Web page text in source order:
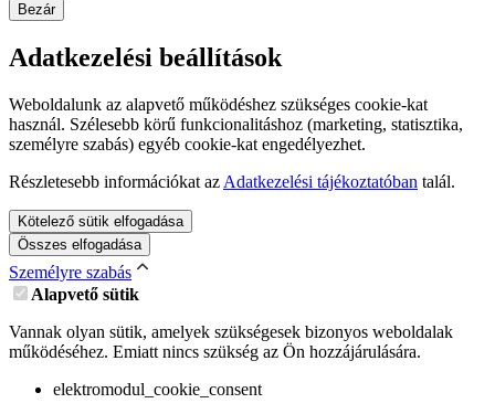
Bezár
Adatkezelési beállítások
Weboldalunk az alapvető működéshez szükséges cookie-kat
használ. Szélesebb körű funkcionalitáshoz (marketing, statisztika,
személyre szabás) egyéb cookie-kat engedélyezhet.
Részletesebb információkat az Adatkezelési tájékoztatóban talál.
Kötelező sütik elfogadása
Összes elfogadása
Személyre szabás
Alapvető sütik
Vannak olyan sütik, amelyek szükségesek bizonyos weboldalak
működéséhez. Emiatt nincs szükség az Ön hozzájárulására.
elektromodul_cookie_consent